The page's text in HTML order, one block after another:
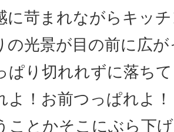
に苛まれながらキッ
の光景が目の前に広
ぱり切れれずに落ち
よ！お前つっぱれよ
ことかそこにぶら下